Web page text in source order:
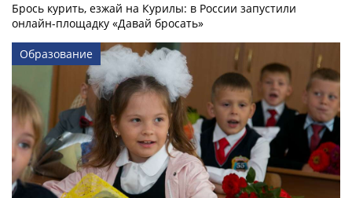
Брось курить, езжай на Курилы: в России запустили
онлайн-­площадку «Давай бросать»
Образование